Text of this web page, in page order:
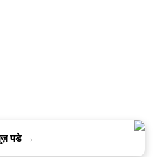
पडे →